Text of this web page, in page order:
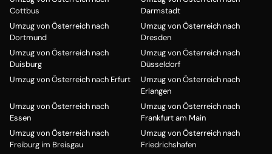
Cottbus
Darmstadt
Umzug von Österreich nach
Dortmund
Umzug von Österreich nach
Dresden
Umzug von Österreich nach
Duisburg
Umzug von Österreich nach
Düsseldorf
Umzug von Österreich nach Erfurt
Umzug von Österreich nach
Erlangen
Umzug von Österreich nach
Essen
Umzug von Österreich nach
Frankfurt am Main
Umzug von Österreich nach
Freiburg im Breisgau
Umzug von Österreich nach
Friedrichshafen